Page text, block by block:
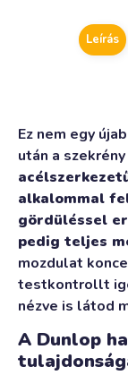
Leírás
Ez nem egy
után a
alkalommal
gördüléssel
pedig teljes
mozdulat
testkontrollt
nézve is látod
A Dunlop